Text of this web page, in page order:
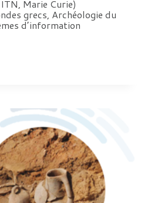
Marie Curie)
grecs, Archéologie du
d’information